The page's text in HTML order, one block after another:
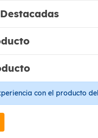
con el producto